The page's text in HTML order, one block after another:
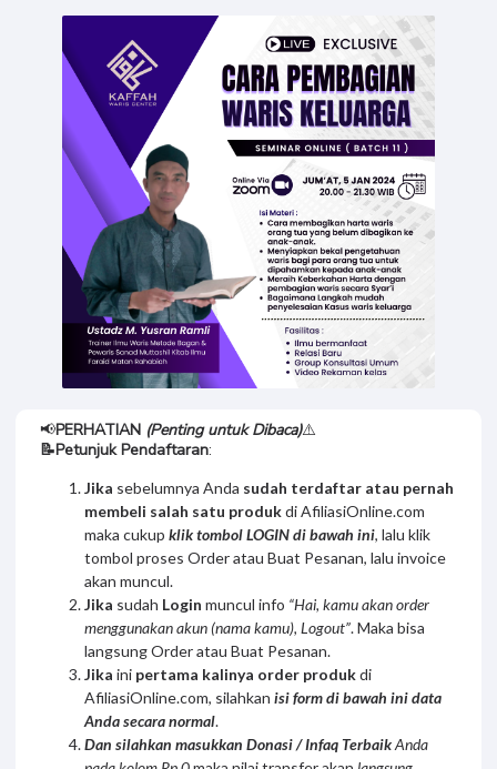
📢PERHATIAN (Penting untuk Dibaca)⚠️
📝Petunjuk Pendaftaran:
Jika sebelumnya Anda sudah terdaftar atau pernah
membeli salah satu produkdi AfiliasiOnline.com
maka cukup klik tombol LOGIN di bawah ini, lalu klik
tombol proses Order atau Buat Pesanan, lalu invoice
akan muncul.
Jika sudah Login muncul info “Hai, kamu akan order
menggunakan akun (nama kamu), Logout”. Maka bisa
langsung Order atau Buat Pesanan.
Jika ini pertama kalinya order produkdi
AfiliasiOnline.com, silahkan isi form di bawah ini data
Anda secara normal.
Dan silahkan masukkan Donasi / Infaq TerbaikAnda